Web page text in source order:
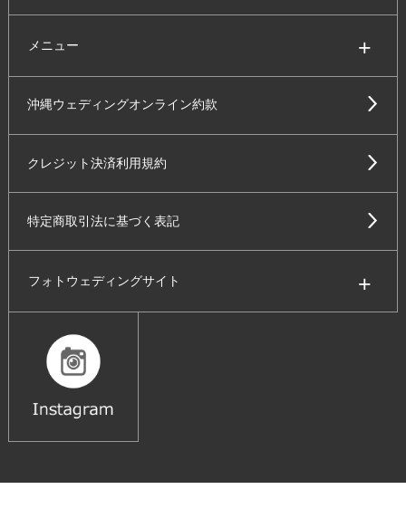
メニュー
沖縄ウェディングオンライン約款
クレジット決済利用規約
特定商取引法に基づく表記
フォトウェディングサイト